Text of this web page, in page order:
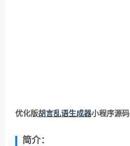
优化版胡言乱语生成器小程序源码
简介：